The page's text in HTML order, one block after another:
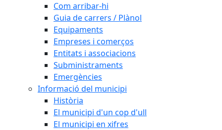
Com arribar-hi
Guia de carrers / Plànol
Equipaments
Empreses i comerços
Entitats i associacions
Subministraments
Emergències
Informació del municipi
Història
El municipi d'un cop d'ull
El municipi en xifres